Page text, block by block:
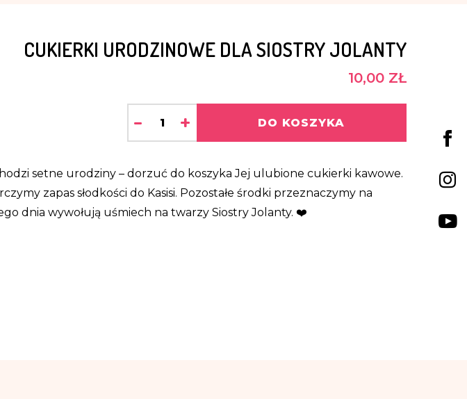
CUKIERKI URODZINOWE DLA SIOSTRY JOLANTY
10,00 ZŁ
- + DO KOSZYKA
setne urodziny – dorzuć do koszyka Jej ulubione cukierki kawowe.
zapas słodkości do Kasisi. Pozostałe środki przeznaczymy na
dnia wywołują uśmiech na twarzy Siostry Jolanty. ❤️